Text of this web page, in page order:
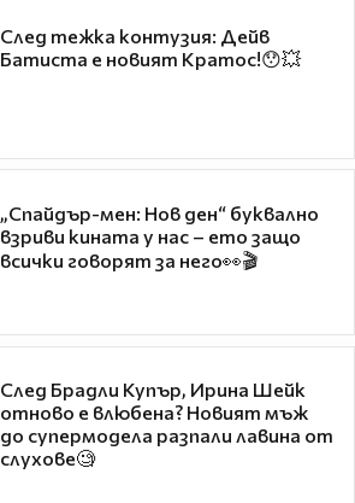
След тежка контузия: Дейв
Батиста е новият Кратос!😯💥
„Спайдър-мен: Нов ден“ буквално
взриви кината у нас – ето защо
всички говорят за него👀🎬
След Брадли Купър, Ирина Шейк
отново е влюбена? Новият мъж
до супермодела разпали лавина от
слухове🧐